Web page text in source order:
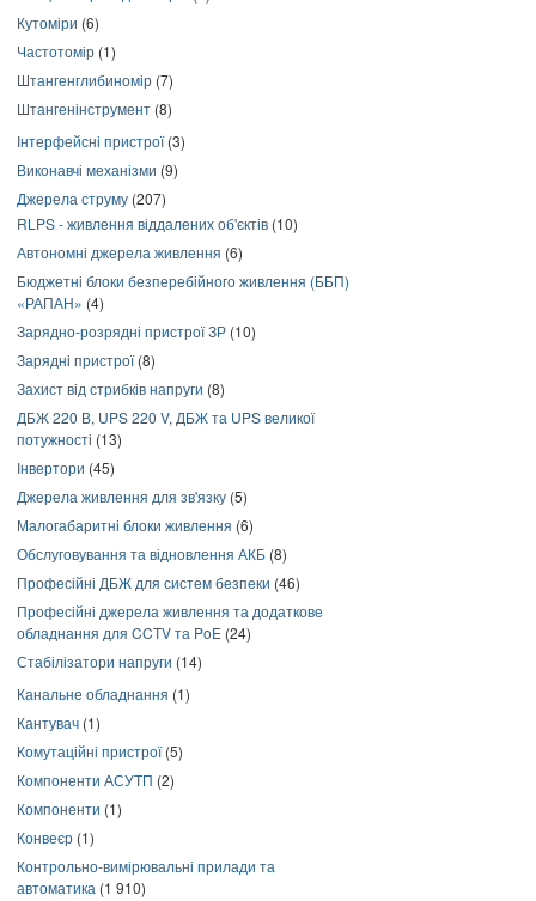
Кутоміри (6)
Частотомір (1)
Штангенглибиномір (7)
Штангенінструмент (8)
Інтерфейсні пристрої(3)
Виконавчі механізми (9)
Джерела струму (207)
RLPS - живлення віддалених об'єктів (10)
Автономні джерела живлення (6)
Бюджетні блоки безперебійного живлення (ББП)
«РАПАН» (4)
Зарядно-розрядні пристрої ЗР (10)
Зарядні пристрої(8)
Захист від стрибків напруги (8)
ДБЖ 220 В, UPS 220 V, ДБЖ та UPS великої
потужності (13)
Інвертори (45)
Джерела живлення для зв'язку (5)
Малогабаритні блоки живлення (6)
Обслуговування та відновлення АКБ (8)
Професійні ДБЖ для систем безпеки (46)
Професійні джерела живлення та додаткове
обладнання для CCTV та PoE (24)
Стабілізатори напруги (14)
Канальне обладнання (1)
Кантувач (1)
Комутаційні пристрої(5)
Компоненти АСУТП (2)
Компоненти (1)
Конвеєр (1)
Контрольно-вимірювальні прилади та
автоматика (1 910)